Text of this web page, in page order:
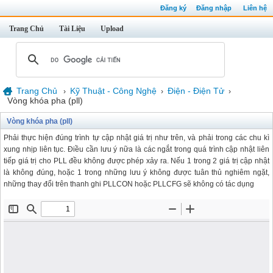
Đăng ký Đăng nhập Liên hệ
Trang Chủ Tài Liệu Upload
Trang Chủ › Kỹ Thuật - Công Nghệ › Điện - Điện Tử ›
Vòng khóa pha (pll)
Vòng khóa pha (pll)
Phải thực hiện đúng trình tự cập nhật giá trị như trên, và phải trong các chu kì
xung nhịp liên tục. Điều cần lưu ý nữa là các ngắt trong quá trình cập nhật liên
tiếp giá trị cho PLL đều không được phép xảy ra. Nếu 1 trong 2 giá trị cập nhật
là không đúng, hoặc 1 trong những lưu ý không được tuân thủ nghiêm ngặt,
những thay đổi trên thanh ghi PLLCON hoặc PLLCFG sẽ không có tác dụng